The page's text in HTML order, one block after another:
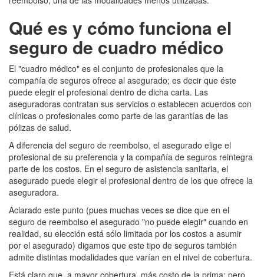
Qué es y cómo funciona el
seguro de cuadro médico
El "cuadro médico" es el conjunto de profesionales que la
compañía de seguros ofrece al asegurado; es decir que éste
puede elegir el profesional dentro de dicha carta. Las
aseguradoras contratan sus servicios o establecen acuerdos con
clínicas o profesionales como parte de las garantías de las
pólizas de salud.
A diferencia del seguro de reembolso, el asegurado elige el
profesional de su preferencia y la compañía de seguros reintegra
parte de los costos. En el seguro de asistencia sanitaria, el
asegurado puede elegir el profesional dentro de los que ofrece la
aseguradora.
Aclarado este punto (pues muchas veces se dice que en el
seguro de reembolso el asegurado "no puede elegir" cuando en
realidad, su elección está sólo limitada por los costos a asumir
por el asegurado) digamos que este tipo de seguros también
admite distintas modalidades que varían en el nivel de cobertura.
Está claro que, a mayor cobertura, más costo de la prima; pero